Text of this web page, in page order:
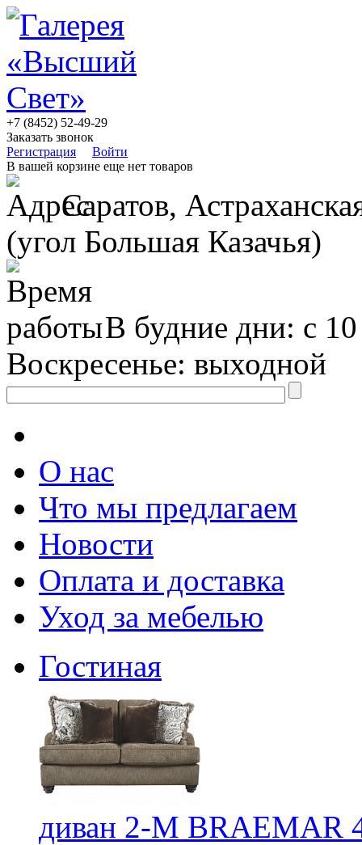
+7 (8452) 52-49-29
Заказать звонок
Регистрация
Войти
В вашей корзине еще нет товаров
Саратов,
(угол Большая Казачья)
В будние дни: с
Воскресенье: выходной
О нас
Что мы предлагаем
Новости
Оплата и доставка
Уход за мебелью
Гостиная
диван 2-М BRAEMAR